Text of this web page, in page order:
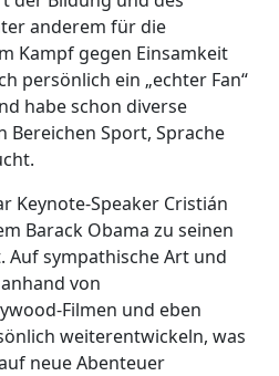
anderem für die
Kampf gegen Einsamkeit
persönlich ein „echter Fan“
habe schon diverse
Bereichen Sport, Sprache
Keynote-Speaker Cristián
Barack Obama zu seinen
sympathische Art und
von
Filmen und eben
weiterentwickeln, was
neue Abenteuer